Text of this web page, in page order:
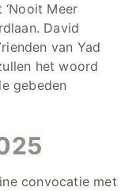
Meer
David
van Yad
het woord
gebeden
convocatie met